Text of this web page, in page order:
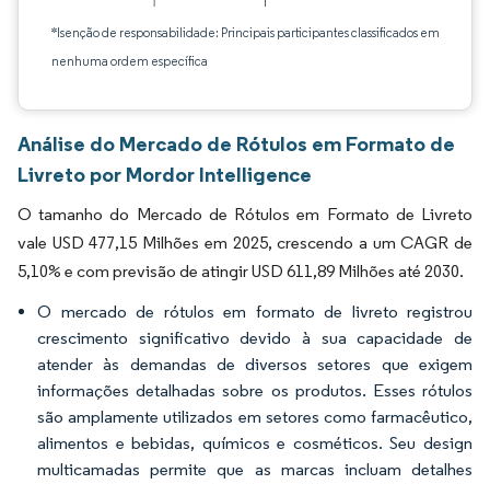
*Isenção de responsabilidade: Principais participantes classificados em
nenhuma ordem específica
Análise do Mercado de Rótulos em Formato de
Livreto por Mordor Intelligence
O tamanho do Mercado de Rótulos em Formato de Livreto
vale USD 477,15 Milhões em 2025, crescendo a um CAGR de
5,10% e com previsão de atingir USD 611,89 Milhões até 2030.
O mercado de rótulos em formato de livreto registrou
crescimento significativo devido à sua capacidade de
atender às demandas de diversos setores que exigem
informações detalhadas sobre os produtos. Esses rótulos
são amplamente utilizados em setores como farmacêutico,
alimentos e bebidas, químicos e cosméticos. Seu design
multicamadas permite que as marcas incluam detalhes